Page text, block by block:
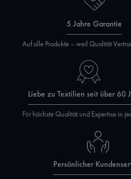
5 Jahre Garantie
Auf alle Produkte – weil Qualität
Liebe zu Textilien seit über 60
Für höchste Qualität und Expertise in
Persönlicher